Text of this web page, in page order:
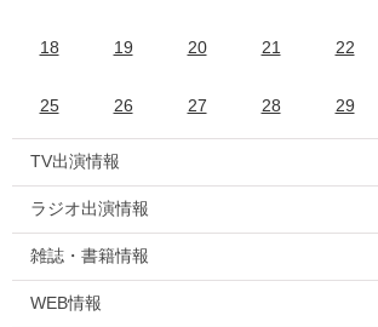
18 19 20 21 22
25 26 27 28 29
TV出演情報
ラジオ出演情報
雑誌・書籍情報
WEB情報